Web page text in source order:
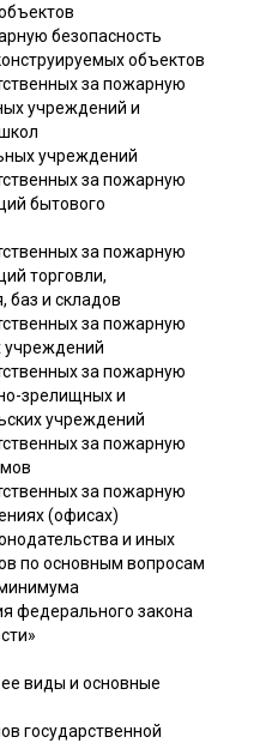
безопасность
объектов
за пожарную
учреждений и
учреждений
за пожарную
бытового
за пожарную
торговли,
баз и складов
за пожарную
учреждений
за пожарную
зрелищных и
учреждений
за пожарную
за пожарную
(офисах)
и иных
по основным вопросам
федерального закона
виды и основные
государственной